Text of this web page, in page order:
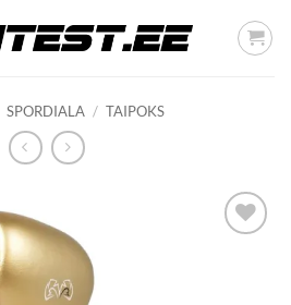
SPORDIALA / TAIPOKS